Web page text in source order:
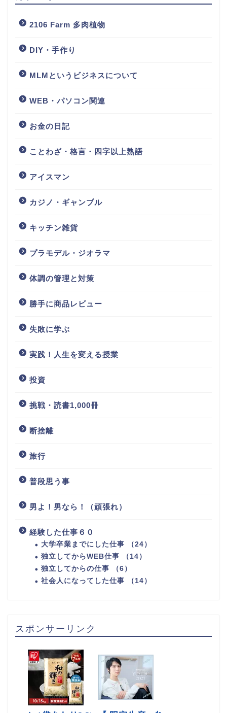
2106 Farm 多肉植物
DIY・手作り
MLMというビジネスについて
WEB・パソコン関連
お金の日記
ことわざ・格言・四字以上熟語
アイスマン
カジノ・ギャンブル
キッチン雑貨
プラモデル・ジオラマ
体調の管理と対策
勝手に商品レビュー
失敗に学ぶ
実践！人生を変える授業
投資
挑戦・読書1,000冊
断捨離
旅行
普段思う事
男よ！男なら！（頑張れ）
経験した仕事６０
大学卒業までにした仕事 （24）
独立してからWEB仕事 （14）
独立してからの仕事 （6）
社会人になってした仕事 （14）
スポンサーリンク